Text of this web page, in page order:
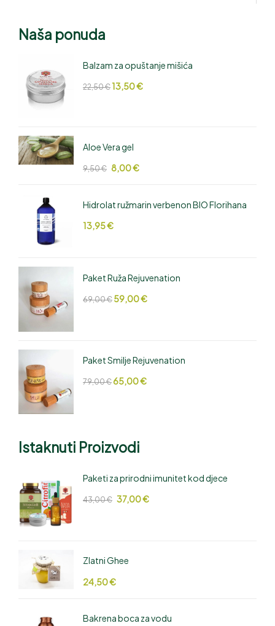
Naša ponuda
Balzam za opuštanje mišića
22,50€13,50€
Aloe Vera gel
9,50€ 8,00€
Hidrolat ružmarin verbenon BIO Florihana
13,95€
Paket Ruža Rejuvenation
69,00€59,00€
Paket Smilje Rejuvenation
79,00€65,00€
Istaknuti Proizvodi
Paketi za prirodni imunitet kod djece
43,00€ 37,00€
Zlatni Ghee
24,50€
Bakrena boca za vodu